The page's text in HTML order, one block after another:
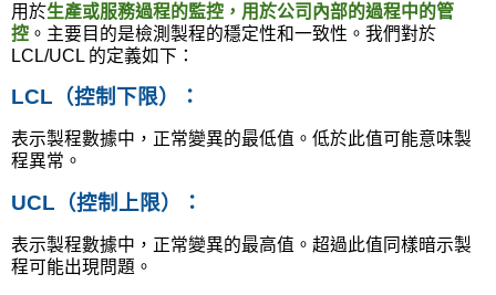
用於生產或服務過程的監控，用於公司內部的過程中的管
控 。主要目的是檢測製程的穩定性和一致性。我們對於
LCL/UCL 的定義如下：
LCL （控制下限） ：
表示製程數據中，正常變異的最低值。低於此值可能意味製
程異常。
UCL （控制上限） ：
表示製程數據中，正常變異的最高值。超過此值同樣暗示製
程可能出現問題。